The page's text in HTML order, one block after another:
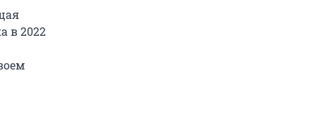
в 2022